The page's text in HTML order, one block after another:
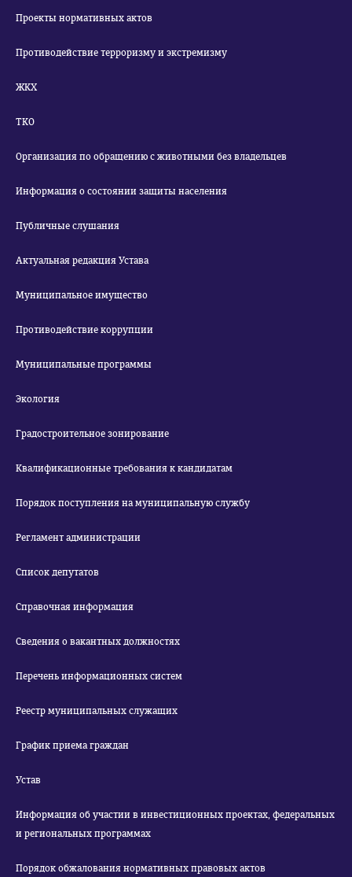
Проекты нормативных актов
Противодействие терроризму и экстремизму
ЖКХ
ТКО
Организация по обращению с животными без владельцев
Информация о состоянии защиты населения
Публичные слушания
Актуальная редакция Устава
Муниципальное имущество
Противодействие коррупции
Муниципальные программы
Экология
Градостроительное зонирование
Квалификационные требования к кандидатам
Порядок поступления на муниципальную службу
Регламент администрации
Список депутатов
Справочная информация
Сведения о вакантных должностях
Перечень информационных систем
Реестр муниципальных служащих
График приема граждан
Устав
Информация об участии в инвестиционных проектах, федеральных
и региональных программах
Порядок обжалования нормативных правовых актов